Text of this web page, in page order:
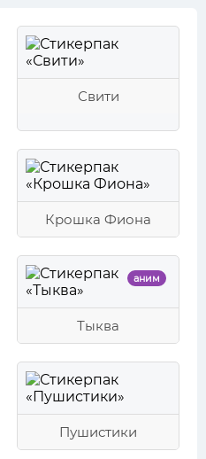
Свити
Крошка Фиона
аним
Тыква
Пушистики